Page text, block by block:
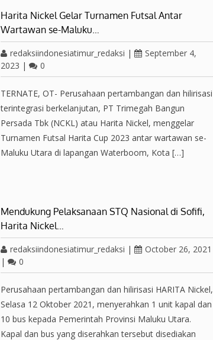
Harita Nickel Gelar Turnamen Futsal Antar
Wartawan se-Maluku…
redaksiindonesiatimur_redaksi |
September 4,
2023 | 0
TERNATE, OT- Perusahaan pertambangan dan hilirisasi
terintegrasi berkelanjutan, PT Trimegah Bangun
Persada Tbk (NCKL) atau Harita Nickel, menggelar
Turnamen Futsal Harita Cup 2023 antar wartawan se-
Maluku Utara di lapangan Waterboom, Kota […]
Mendukung Pelaksanaan STQ Nasional di Sofifi,
Harita Nickel…
redaksiindonesiatimur_redaksi |
October 26, 2021
|
0
Perusahaan pertambangan dan hilirisasi HARITA Nickel,
Selasa 12 Oktober 2021, menyerahkan 1 unit kapal dan
10 bus kepada Pemerintah Provinsi Maluku Utara.
Kapal dan bus yang diserahkan tersebut disediakan